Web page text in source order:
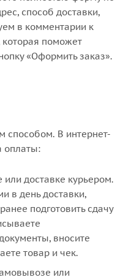
способ доставки,
в комментарии к
поможет
«Оформить заказ».
способом. В интернет-
оплаты:
доставке курьером.
в день доставки,
подготовить сдачу
вносите
товар и чек.
или